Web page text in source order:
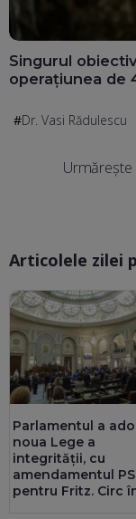
Singurul
operațiunea de
Dr. Vasi Rădulescu
Articolele zilei
Parlamentul a
noua Lege a
integrității, cu
amendamentul
pentru Fritz. Circ